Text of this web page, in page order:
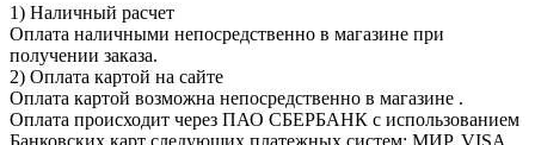
1) Наличный расчет
Оплата наличными непосредственно в магазине при
получении заказа.
2) Оплата картой на сайте
Оплата картой возможна непосредственно в магазине .
Оплата происходит через ПАО СБЕРБАНК с использованием
Банковских карт следующих платежных систем: МИР, VISA